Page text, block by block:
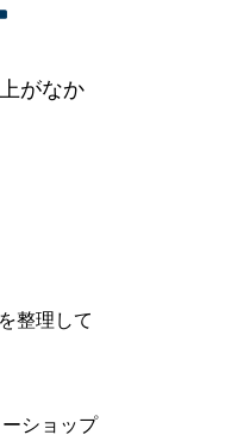
がなか
整理して
ショップ